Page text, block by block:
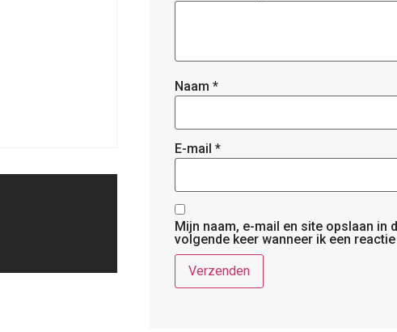
Naam *
E-mail *
Mijn naam, e-mail en site opslaan in
volgende keer wanneer ik een